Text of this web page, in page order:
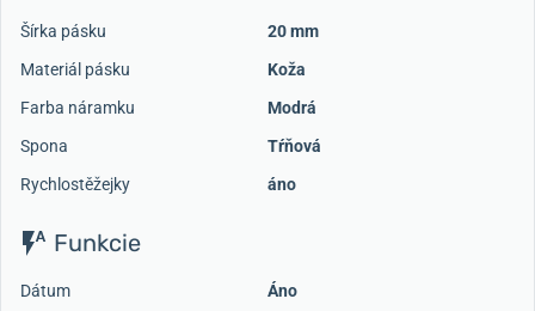
Šírka pásku
20 mm
Materiál pásku
Koža
Farba náramku
Modrá
Spona
Tŕňová
Rychlostěžejky
áno
Funkcie
Dátum
Áno